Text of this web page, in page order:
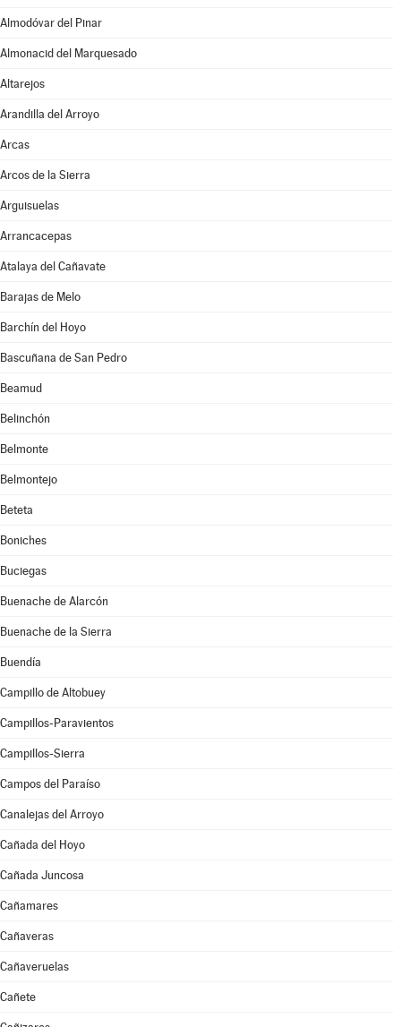
Almodóvar del Pinar
Almonacid del Marquesado
Altarejos
Arandilla del Arroyo
Arcas
Arcos de la Sierra
Arguisuelas
Arrancacepas
Atalaya del Cañavate
Barajas de Melo
Barchín del Hoyo
Bascuñana de San Pedro
Beamud
Belinchón
Belmonte
Belmontejo
Beteta
Boniches
Buciegas
Buenache de Alarcón
Buenache de la Sierra
Buendía
Campillo de Altobuey
Campillos-Paravientos
Campillos-Sierra
Campos del Paraíso
Canalejas del Arroyo
Cañada del Hoyo
Cañada Juncosa
Cañamares
Cañaveras
Cañaveruelas
Cañete